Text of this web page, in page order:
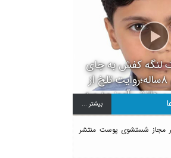
لنگه کفش به جای
پیکر امیرعلی ۸ساله؛روایت تلخ از
دانش آموز مدرسه
از ماکان
بيشتر ...
مجاز شستشوی پوست منتشر